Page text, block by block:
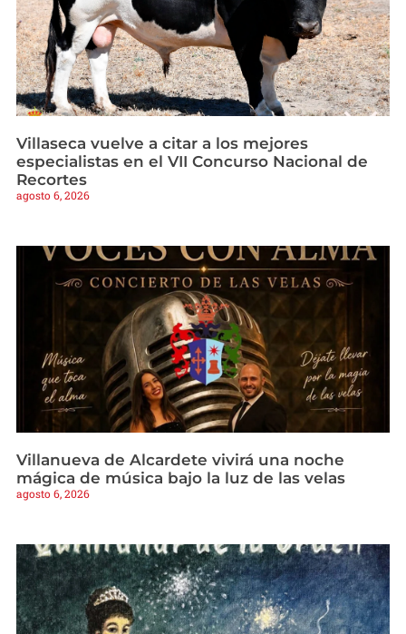
Villaseca vuelve a citar a los mejores
especialistas en el VII Concurso Nacional de
Recortes
agosto 6, 2026
Villanueva de Alcardete vivirá una noche
mágica de música bajo la luz de las velas
agosto 6, 2026